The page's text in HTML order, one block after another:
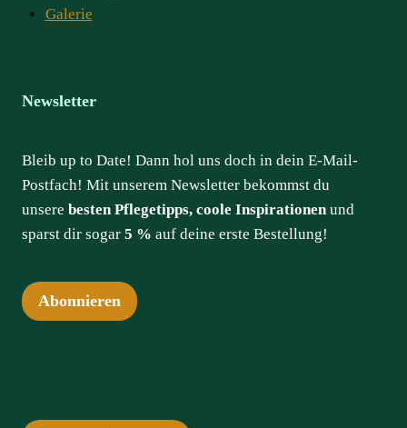
Galerie
Newsletter
Bleib up to Date! Dann hol uns doch in dein E-Mail-
Postfach! Mit unserem Newsletter bekommst du
unsere besten Pflegetipps, coole Inspirationenund
sparst dir sogar 5 % auf deine erste Bestellung!
Abonnieren